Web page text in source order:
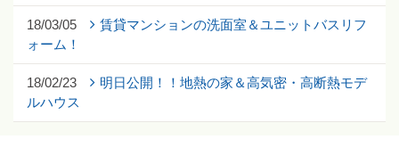
18/03/05
賃貸マンションの洗面室＆ユニットバスリフ
ォーム！
18/02/23
明日公開！！地熱の家＆高気密・高断熱モデ
ルハウス